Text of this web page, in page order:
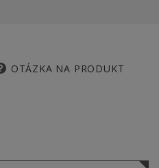
OTÁZKA NA PRODUKT